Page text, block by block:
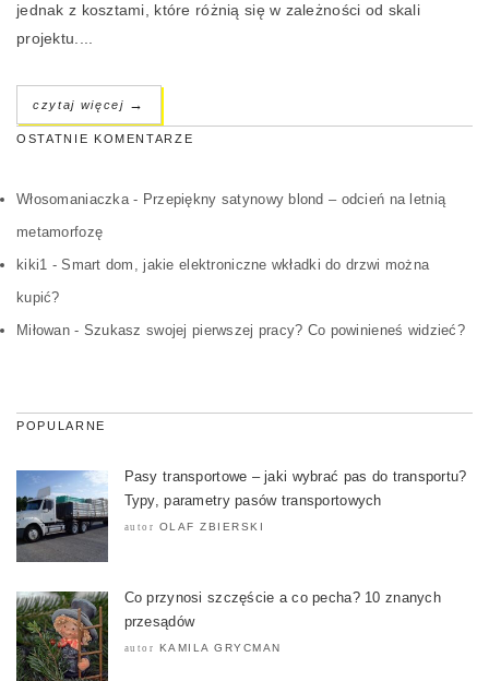
jednak z kosztami, które różnią się w zależności od skali
projektu....
czytaj więcej →
OSTATNIE KOMENTARZE
Włosomaniaczka- Przepiękny satynowy blond – odcień na letnią
metamorfozę
kiki1 -Smart dom, jakie elektroniczne wkładki do drzwi można
kupić?
Miłowan- Szukasz swojej pierwszej pracy? Co powinieneś widzieć?
POPULARNE
Pasy transportowe – jaki wybrać pas do transportu?
Typy, parametry pasów transportowych
autor OLAF ZBIERSKI
Co przynosi szczęście a co pecha? 10 znanych
przesądów
autor KAMILA GRYCMAN